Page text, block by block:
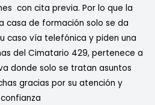
con cita previa. Por lo que la
casa de formación solo se da
caso vía telefónica y piden una
del Cimatario 429, pertenece a
donde solo se tratan asuntos
gracias por su atención y
confianza